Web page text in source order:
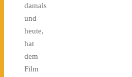
damals
und
heute,
hat
dem
Film